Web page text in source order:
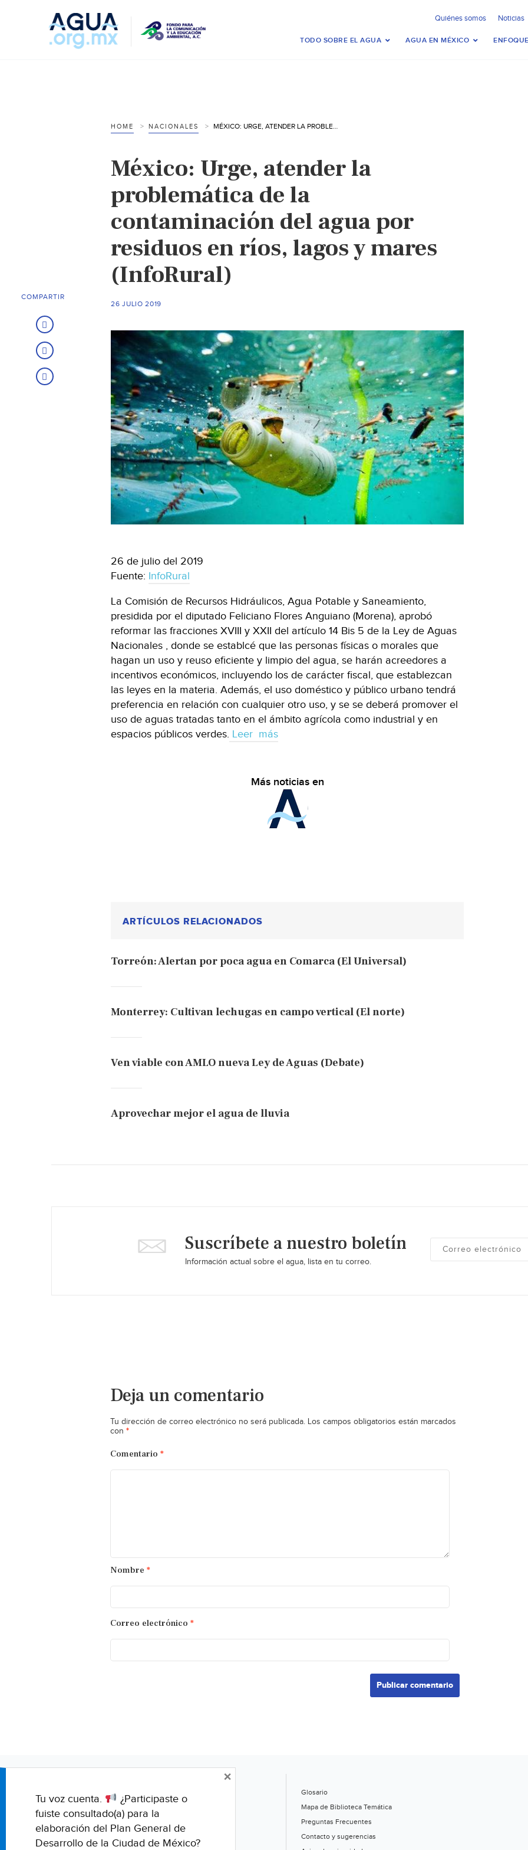
Quiénes somos Noticias
TODO SOBRE EL AGUA AGUA EN MÉXICO
HOME NACIONALES MÉXICO: URGE, ATENDER LA PROBLEMÁTICA DE LA CONTAMINACIÓN DEL AGUA POR RESIDUOS EN RÍOS, LAGOS Y MARES (INFORURAL)
México: Urge, atender la
problemática de la
contaminación del agua por
residuos en ríos, lagos y mares
(InfoRural)
26 JULIO 2019
26 de julio del 2019
Fuente: InfoRural
La Comisión de Recursos Hidráulicos, Agua Potable y Saneamiento,
presidida por el diputado Feliciano Flores Anguiano (Morena), aprobó
reformar las fracciones XVIII y XXII del artículo 14 Bis 5 de la Ley de Aguas
Nacionales , donde se establcé que las personas físicas o morales que
hagan un uso y reuso eficiente y limpio del agua, se harán acreedores a
incentivos económicos, incluyendo los de carácter fiscal, que establezcan
las leyes en la materia. Además, el uso doméstico y público urbano tendrá
preferencia en relación con cualquier otro uso, y se se deberá promover el
uso de aguas tratadas tanto en el ámbito agrícola como industrial y en
espacios públicos verdes. Leer más
Más noticias en
ARTÍCULOS RELACIONADOS
Torreón: Alertan por poca agua en Comarca (El Universal)
Monterrey: Cultivan lechugas en campo vertical (El norte)
Ven viable con AMLO nueva Ley de Aguas (Debate)
Aprovechar mejor el agua de lluvia
COMPARTIR
Suscríbete a nuestro boletín
Información actual sobre el agua, lista en tu correo.
Deja un comentario
Tu dirección de correo electrónico no será publicada. Los campos obligatorios están marcados
con *
Comentario *
Nombre *
Correo electrónico *
Glosario
Mapa de Biblioteca Temática
Preguntas Frecuentes
Contacto y sugerencias
Tu voz cuenta.
¿Participaste o
fuiste consultado(a) para la
elaboración del Plan General de
Desarrollo de la Ciudad de México?
×